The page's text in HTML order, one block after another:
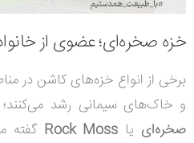
خزه صخره‌ای؛ عضوی از
برخی از انواع خزه‌های کاشن در
و خاک‌های سیمانی رشد
صخره‌ای یا Rock Moss گفته